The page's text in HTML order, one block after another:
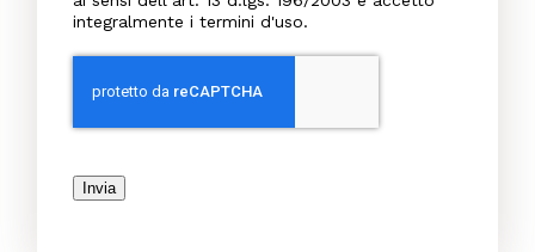
integralmente i termini d'uso.
Invia